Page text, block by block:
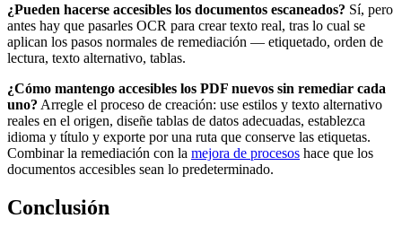
¿Pueden hacerse accesibles los documentos escaneados? Sí, pero
antes hay que pasarles OCR para crear texto real, tras lo cual se
aplican los pasos normales de remediación — etiquetado, orden de
lectura, texto alternativo, tablas.
¿Cómo mantengo accesibles los PDF nuevos sin remediar cada
uno? Arregle el proceso de creación: use estilos y texto alternativo
reales en el origen, diseñe tablas de datos adecuadas, establezca
idioma y título y exporte por una ruta que conserve las etiquetas.
Combinar la remediación con la mejora de procesos hace que los
documentos accesibles sean lo predeterminado.
Conclusión